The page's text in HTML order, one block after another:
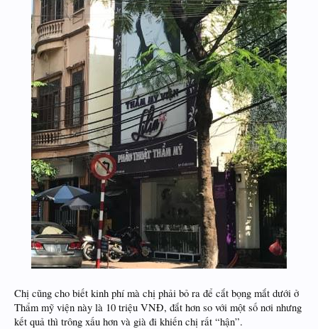
Chị cũng cho biết kinh phí mà chị phải bỏ ra để cắt bọng mắt dưới ở
Thẩm mỹ viện này là 10 triệu VNĐ, đắt hơn so với một số nơi nhưng
kết quả thì trông xấu hơn và già đi khiến chị rất “hận”.